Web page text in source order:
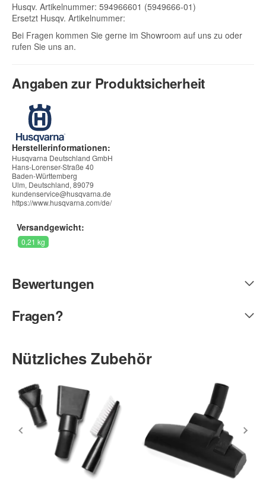
Husqv. Artikelnummer: 594966601 (5949666-01)
Ersetzt Husqv. Artikelnummer:
Bei Fragen kommen Sie gerne im Showroom auf uns zu oder
rufen Sie uns an.
Angaben zur Produktsicherheit
Herstellerinformationen:
Husqvarna Deutschland GmbH
Hans-Lorenser-Straße 40
Baden-Württemberg
Ulm, Deutschland, 89079
kundenservice@husqvarna.de
https://www.husqvarna.com/de/
Versandgewicht:
0,21 kg
Bewertungen
Fragen?
Nützliches Zubehör